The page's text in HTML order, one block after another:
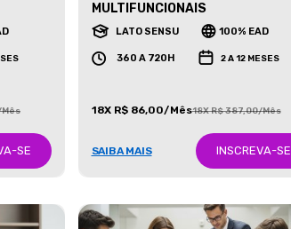
SE
MULTIFUNCIONAIS
LATO SENSU 100% EAD
360 A 720H 2 A 12 MESES
18X R$ 86,00/Mês18X R$ 387,00/Mês
SAIBA MAIS INSCREVA-SE